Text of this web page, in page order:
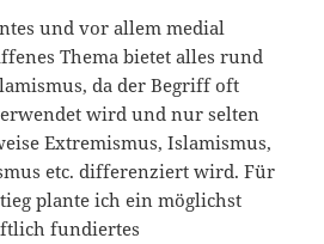
und vor allem medial
Thema bietet alles rund
da der Begriff oft
wird und nur selten
Extremismus, Islamismus,
etc. differenziert wird. Für
plante ich ein möglichst
fundiertes